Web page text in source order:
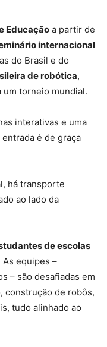
Educação a partir de
internacional
do Brasil e do
de robótica,
torneio mundial.
interativas e uma
é de graça
há transporte
ao lado da
de escolas
As equipes –
– são desafiadas em
construção de robôs,
tudo alinhado ao